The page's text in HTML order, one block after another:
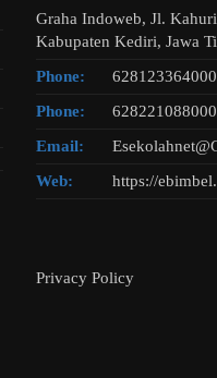
Graha Indoweb, Jl.
Kabupaten Kediri, Jawa
Phone:
Phone:
Email:
Web:
https://
Privacy Policy